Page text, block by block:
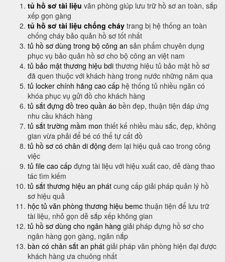
tủ hồ sơ tài liệu văn phòng giúp lưu trữ hồ sơ an toàn, sắp
xếp gọn gàng
tủ hồ sơ tài liệu chống cháy trang bị hệ thống an toàn
chống cháy bảo quản hồ sơ tốt nhất
tủ hồ sơ dùng trong bộ công an sản phẩm chuyên dụng
phục vụ bảo quản hồ sơ cho bộ công an việt nam
tủ bảo mật thương hiệu bdi thương hiệu tủ bảo mật hồ sơ
đã quen thuộc với khách hàng trong nước những năm qua
tủ locker chính hãng cao cấp hệ thống tủ nhiều ngăn có
khóa phục vụ gửi đồ cho khách hàng
tủ sắt đựng đồ treo quần áo bền đẹp, thuận tiện đáp ứng
nhu cầu khách hàng
tủ sắt trường mầm mon thiết kế nhiều màu sắc, đẹp, không
gian vừa phải để bé có thể tự cất đồ
tủ hồ sơ có chân di động đem lại hiệu quả cao trong công
việc
tủ file cao cấp đựng tài liệu với hiệu xuất cao, dễ dàng thao
tác tìm kiếm
tủ sắt thương hiệu an phát cung cấp giải pháp quản lý hồ
sơ hiệu quả
hộc tủ văn phòng thương hiệu bemc thuận tiện để lưu trữ
tài liệu, nhỏ gọn dễ sắp xếp không gian
tủ hồ sơ dùng cho ngân hàng giải pháp đựng hồ sơ cho
ngân hàng gọn gàng, ngăn nắp
bàn có chân sắt an phát giải pháp văn phòng hiện đại được
khách hàng ưa chuông nhất